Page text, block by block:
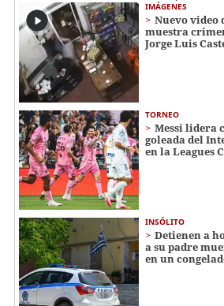
IMÁGENES
Nuevo video
muestra
Jorge Luis
TORNEO
Messi lidera
goleada del
en la Leagues
INSÓLITO
Detienen a
a su padre
en un